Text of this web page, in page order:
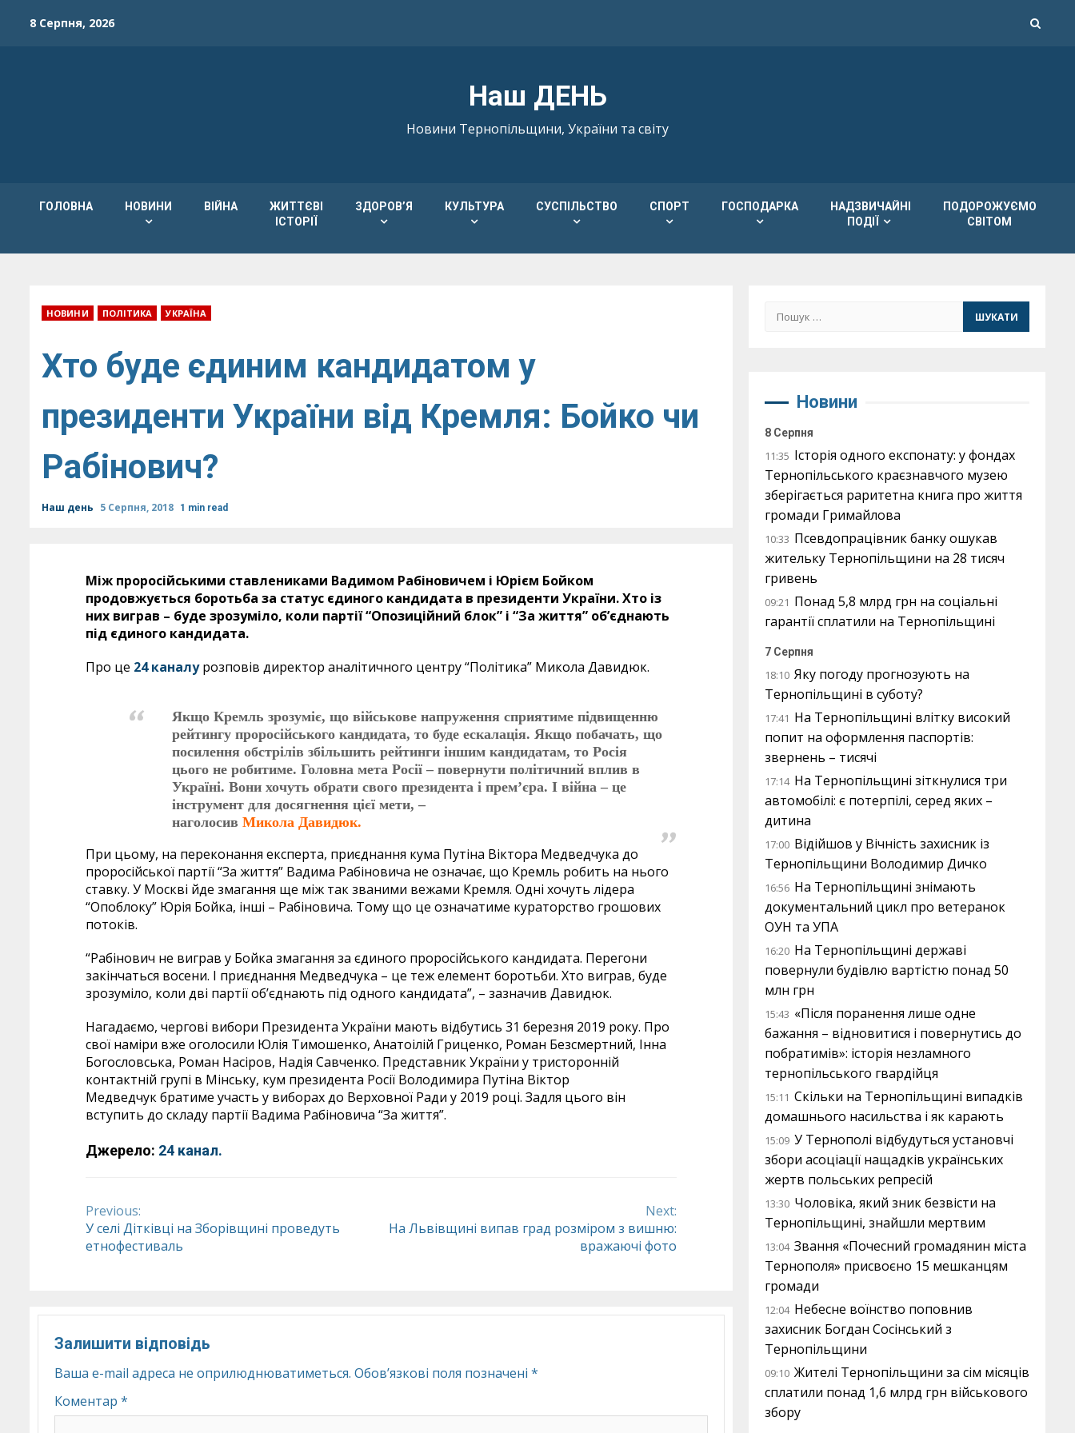
8 Серпня, 2026
Наш ДЕНЬ
Новини Тернопільщини, України та світу
ГОЛОВНА НОВИНИ ВІЙНА
ЖИТТЄВІ
ІСТОРІЇ
ЗДОРОВ’Я КУЛЬТУРА СУСПІЛЬСТВО СПОРТ ГОСПОДАРКА
НАДЗВИЧАЙНІ
ПОДІЇ
ПОДОРОЖУЄМО
СВІТОМ
НОВИНИ ПОЛІТИКА УКРАЇНА
Хто буде єдиним кандидатом у
президенти України від Кремля: Бойко чи
Рабінович?
Наш день 5 Серпня, 2018 1 min read
Між проросійськими ставлениками Вадимом Рабіновичем і Юрієм Бойком
продовжується боротьба за статус єдиного кандидата в президенти України. Хто із
них виграв – буде зрозуміло, коли партії “Опозиційний блок” і “За життя” об’єднають
під єдиного кандидата.
Про це 24 каналурозповів директор аналітичного центру “Політика” Микола Давидюк.
Якщо Кремль зрозуміє, що військове напруження сприятиме підвищенню
рейтингу проросійського кандидата, то буде ескалація. Якщо побачать, що
посилення обстрілів збільшить рейтинги іншим кандидатам, то Росія
цього не робитиме. Головна мета Росії – повернути політичний вплив в
Україні. Вони хочуть обрати свого президента і прем’єра. І війна – це
інструмент для досягнення цієї мети, –
наголосив Микола Давидюк.
При цьому, на переконання експерта, приєднання кума Путіна Віктора Медведчука до
проросійської партії “За життя” Вадима Рабіновича не означає, що Кремль робить на нього
ставку. У Москві йде змагання ще між так званими вежами Кремля. Одні хочуть лідера
“Опоблоку” Юрія Бойка, інші – Рабіновича. Тому що це означатиме кураторство грошових
потоків.
“Рабінович не виграв у Бойка змагання за єдиного проросійського кандидата. Перегони
закінчаться восени. І приєднання Медведчука – це теж елемент боротьби. Хто виграв, буде
зрозуміло, коли дві партії об’єднають під одного кандидата”, – зазначив Давидюк.
Нагадаємо, чергові вибори Президента України мають відбутись 31 березня 2019 року. Про
свої наміри вже оголосили Юлія Тимошенко, Анатоілій Гриценко, Роман Безсмертний, Інна
Богословська, Роман Насіров, Надія Савченко. Представник України у тристоронній
контактній групі в Мінську, кум президента Росії Володимира Путіна Віктор
Медведчук братиме участь у виборах до Верховної Ради у 2019 році. Задля цього він
вступить до складу партії Вадима Рабіновича “За життя”.
Джерело: 24 канал.
Continue
Reading
Previous:
У селі Дітківці на Зборівщині проведуть
етнофестиваль
Next:
На Львівщині випав град розміром з вишню:
вражаючі фото
Залишити відповідь
Ваша e-mail адреса не оприлюднюватиметься. Обов’язкові поля позначені *
Коментар *
Пошук:
Новини
8 Серпня
11:35 Історія одного експонату: у фондах
Тернопільського краєзнавчого музею
зберігається раритетна книга про життя
громади Гримайлова
10:33 Псевдопрацівник банку ошукав
жительку Тернопільщини на 28 тисяч
гривень
09:21 Понад 5,8 млрд грн на соціальні
гарантії сплатили на Тернопільщині
7 Серпня
18:10 Яку погоду прогнозують на
Тернопільщині в суботу?
17:41 На Тернопільщині влітку високий
попит на оформлення паспортів:
звернень – тисячі
17:14 На Тернопільщині зіткнулися три
автомобілі: є потерпілі, серед яких –
дитина
17:00 Відійшов у Вічність захисник із
Тернопільщини Володимир Дичко
16:56 На Тернопільщині знімають
документальний цикл про ветеранок
ОУН та УПА
16:20 На Тернопільщині державі
повернули будівлю вартістю понад 50
млн грн
15:43 «Після поранення лише одне
бажання – відновитися і повернутись до
побратимів»: історія незламного
тернопільського гвардійця
15:11 Скільки на Тернопільщині випадків
домашнього насильства і як карають
15:09 У Тернополі відбудуться установчі
збори асоціації нащадків українських
жертв польських репресій
13:30 Чоловіка, який зник безвісти на
Тернопільщині, знайшли мертвим
13:04 Звання «Почесний громадянин міста
Тернополя» присвоєно 15 мешканцям
громади
12:04 Небесне воїнство поповнив
захисник Богдан Сосінський з
Тернопільщини
09:10 Жителі Тернопільщини за сім місяців
сплатили понад 1,6 млрд грн військового
збору